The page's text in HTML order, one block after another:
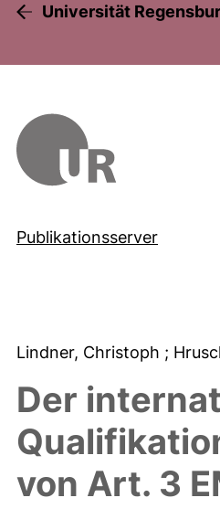
Universität
Publikationsserver
Lindner, Christoph ;
Der
von Art. 3